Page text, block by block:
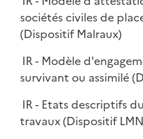
sociétés civiles de
(Dispositif Malraux)
IR - Modèle
survivant ou assimilé
IR - Etats descriptifs
travaux (Dispositif